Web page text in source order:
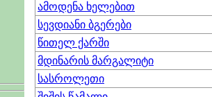
ამოდენა ხელებით
სევდიანი ბგერები
წითელ ქარში
მდინარის მარგალიტი
სასროლეთი